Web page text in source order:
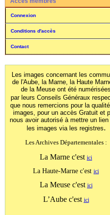
Connexion
Conditions d'accès
Contact
Les images concernant les
de l'Aube, la Marne, la Haute
de la Meuse ont été numérisées
par leurs Conseils Généraux
que nous remercions pour la
images, pour un accès Gratuit et
nous avoir autorisé à mettre un lien
les images via les registres.
Les Archives Départementales :
La Marne c'est ici
La Haute-Marne c'est ici
La Meuse c'est ici
L’Aube c'est ici